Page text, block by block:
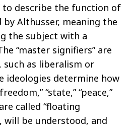
to describe the function of
by Althusser, meaning the
the subject with a
“master signifiers” are
such as liberalism or
ideologies determine how
“state,” “peace,”
called “floating
will be understood, and